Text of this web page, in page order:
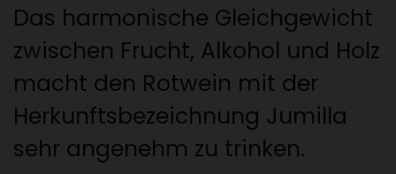
Das harmonische Gleichgewicht
zwischen Frucht, Alkohol und Holz
macht den Rotwein mit der
Herkunftsbezeichnung Jumilla
sehr angenehm zu trinken.